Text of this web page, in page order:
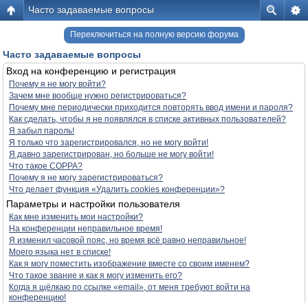
Часто задаваемые вопросы
Переключиться на полную версию форума
Часто задаваемые вопросы
Вход на конференцию и регистрация
Почему я не могу войти?
Зачем мне вообще нужно регистрироваться?
Почему мне периодически приходится повторять ввод имени и пароля?
Как сделать, чтобы я не появлялся в списке активных пользователей?
Я забыл пароль!
Я только что зарегистрировался, но не могу войти!
Я давно зарегистрирован, но больше не могу войти!
Что такое COPPA?
Почему я не могу зарегистрироваться?
Что делает функция «Удалить cookies конференции»?
Параметры и настройки пользователя
Как мне изменить мои настройки?
На конференции неправильное время!
Я изменил часовой пояс, но время всё равно неправильное!
Моего языка нет в списке!
Как я могу поместить изображение вместе со своим именем?
Что такое звание и как я могу изменить его?
Когда я щёлкаю по ссылке «email», от меня требуют войти на
конференцию!